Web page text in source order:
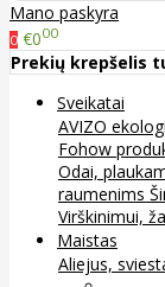
Mano paskyra
0 €000
Prekių krepšelis
Sveikatai
AVIZO
Fohow
Odai,
raumenims
Virškinimui,
Maistas
Aliejus,